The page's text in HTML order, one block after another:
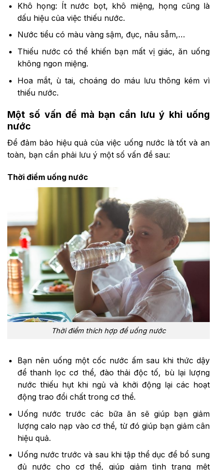
Khô họng: Ít nước bọt, khô miệng, họng cũng là
dấu hiệu của việc thiếu nước.
Nước tiểu có màu vàng sậm, đục, nâu sẫm,…
Thiếu nước có thể khiến bạn mất vị giác, ăn uống
không ngon miệng.
Hoa mắt, ù tai, choáng do máu lưu thông kém vì
thiếu nước.
Một số vấn đề mà bạn cần lưu ý khi uống
nước
Để đảm bảo hiệu quả của việc uống nước là tốt và an
toàn, bạn cần phải lưu ý một số vấn đề sau:
Thời điểm uống nước
Thời điểm thích hợp để uống nước
Bạn nên uống một cốc nước ấm sau khi thức dậy
để thanh lọc cơ thể, đào thải độc tố, bù lại lượng
nước thiếu hụt khi ngủ và khởi động lại các hoạt
động trao đổi chất trong cơ thể.
Uống nước trước các bữa ăn sẽ giúp bạn giảm
lượng calo nạp vào cơ thể, từ đó giúp bạn giảm cân
hiệu quả.
Uống nước trước và sau khi tập thể dục để bổ sung
đủ nước cho cơ thể, giúp giảm tình trạng mệt